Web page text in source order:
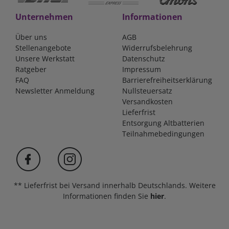
Unternehmen
Über uns
Stellenangebote
Unsere Werkstatt
Ratgeber
FAQ
Newsletter Anmeldung
Informationen
AGB
Widerrufsbelehrung
Datenschutz
Impressum
Barrierefreiheitserklärung
Nullsteuersatz
Versandkosten
Lieferfrist
Entsorgung Altbatterien
Teilnahmebedingungen
** Lieferfrist bei Versand innerhalb Deutschlands. Weitere
Informationen finden Sie hier.